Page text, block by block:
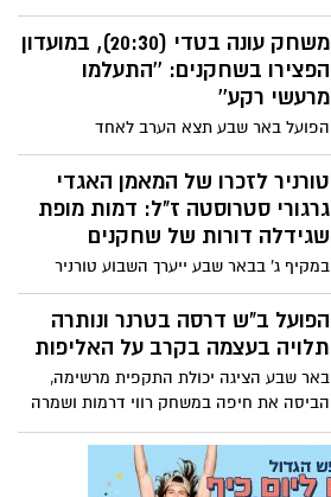
בית"ר ירושלים בטדי – והפער בצמרת צמח
לשתי נקודות ערב המחזור האחרוןמשחק עונה בטדי (20:30), במועדון
הפצירו בשחקנים: ''התעלמו
מרעשי רקע''
הפועל באר שבע תצא הערב לאחד
ממשחקיה החשובים ביותר בעונות האחרונות,
כאשר כל דבר אחר חוץ מניצחון יהווה עבורה
בעיה. התלבטות בין אחמד לגאנח, האם קוז'וך
ייפתח בשלושה בלמים?
טורניר לזכרו של המאמן האגדי
גרגורי סטרוסטה ז"ל: דמות מופת
שגידלה דורות של שחקנים
במקיף ג' בבאר שבע ייערך השבוע טורניר
כדורסל מיוחד לכיתות ח' ולזכרו של המאמן
האהוב גרגורי סטרוסטה, שהלך לעולמו לאחר
מאבק במחלה קשה. רגע השיא: משחק ראווה
שצמחו תחת ידיו
הפועל ב"ש דרסה בטרנר ונותרה
תלויה בעצמה בקרב על האליפות
באר שבע הציגה יכולת התקפית מרשימה,
הביסה את חיפה במשחק רווי דרמות ושמרה
על המקום הראשון בזכות מספר ניצחונות
גבוה יותר ממכבי ת"א – רגע לפני סיום העונה